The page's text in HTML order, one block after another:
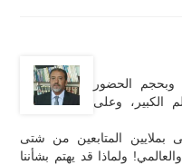
وبحجم الحضور
الكبير، وعلى
المتابعين من شتى
ولماذا قد يهتم بشأننا